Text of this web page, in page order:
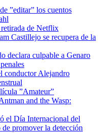
”editar” los cuentos
de Netflix
Castillejo se recupera de la
declara culpable a Genaro
conductor Alejandro
”Amateur”
and the Wasp:
el Día Internacional del
promover la detección